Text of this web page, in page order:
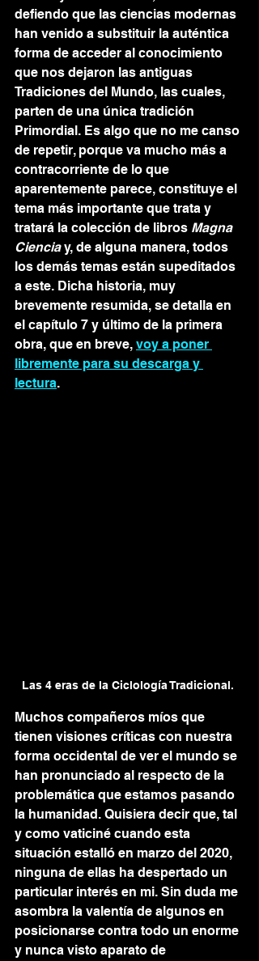
defiendo que las ciencias modernas
han venido a substituir la auténtica
forma de acceder al conocimiento
que nos dejaron las antiguas
Tradiciones del Mundo, las cuales,
parten de una única tradición
Primordial. Es algo que no me canso
de repetir, porque va mucho más a
contracorriente de lo que
aparentemente parece, constituye el
tema más importante que trata y
tratará la colección de libros Magna
Ciencia y, de alguna manera, todos
los demás temas están supeditados
a este. Dicha historia, muy
brevemente resumida, se detalla en
el capítulo 7 y último de la primera
obra, que en breve, voy a poner
libremente para su descarga y
lectura.
Las 4 eras de la Ciclología Tradicional.
Muchos compañeros míos que
tienen visiones críticas con nuestra
forma occidental de ver el mundo se
han pronunciado al respecto de la
problemática que estamos pasando
la humanidad. Quisiera decir que, tal
y como vaticiné cuando esta
situación estalló en marzo del 2020,
ninguna de ellas ha despertado un
particular interés en mi. Sin duda me
asombra la valentía de algunos en
posicionarse contra todo un enorme
y nunca visto aparato de